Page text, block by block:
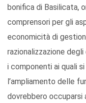
bonifica di Basilicata,
comprensori per gli
economicità di
razionalizzazione
i componenti ai quali
l’ampliamento delle
dovrebbero